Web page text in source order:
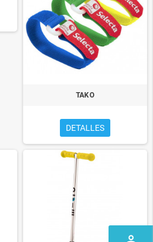
TAKO
DETALLES